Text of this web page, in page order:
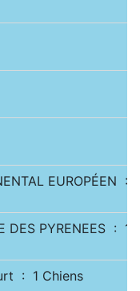
EUROPÉEN :
DES PYRENEES :
: 1 Chiens